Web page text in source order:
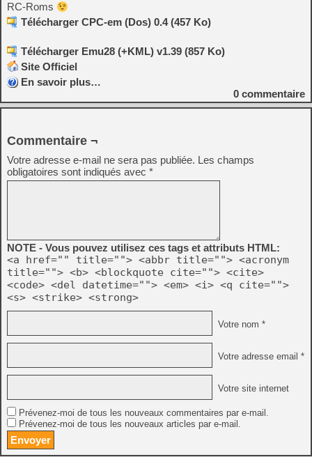
RC-Roms
Télécharger CPC-em (Dos) 0.4 (457 Ko)
Télécharger Emu28 (+KML) v1.39 (857 Ko)
Site Officiel
En savoir plus…
0 commentaire
Commentaire ¬
Votre adresse e-mail ne sera pas publiée. Les champs
obligatoires sont indiqués avec *
NOTE - Vous pouvez utilisez ces tags et attributs HTML:
<a href="" title=""> <abbr title=""> <acronym
title=""> <b> <blockquote cite=""> <cite>
<code> <del datetime=""> <em> <i> <q cite="">
<s> <strike> <strong>
Votre nom *
Votre adresse email *
Votre site internet
Prévenez-moi de tous les nouveaux commentaires par e-mail.
Prévenez-moi de tous les nouveaux articles par e-mail.